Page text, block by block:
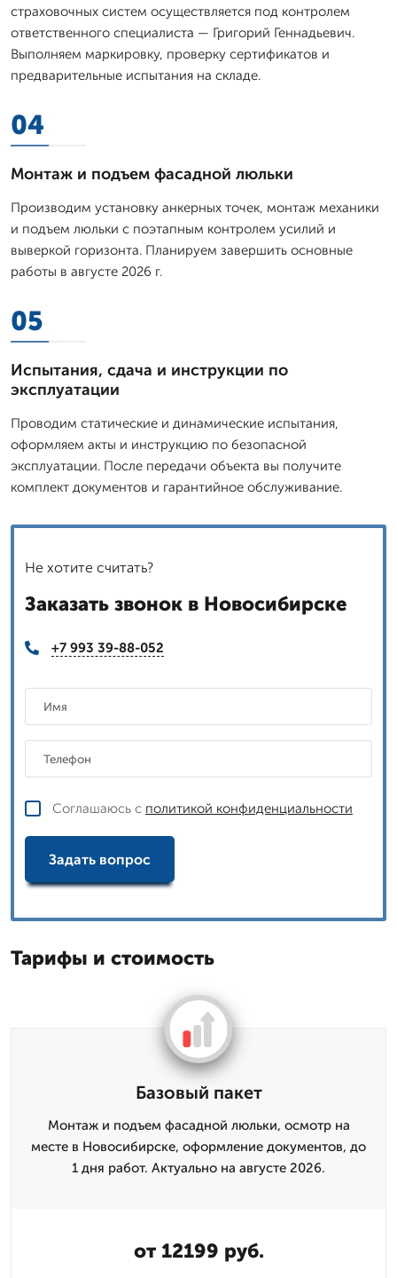
страховочных систем осуществляется под контролем
ответственного специалиста — Григорий Геннадьевич.
Выполняем маркировку, проверку сертификатов и
предварительные испытания на складе.
04
Монтаж и подъем фасадной люльки
Производим установку анкерных точек, монтаж механики
и подъем люльки с поэтапным контролем усилий и
выверкой горизонта. Планируем завершить основные
работы в августе 2026 г.
05
Испытания, сдача и инструкции по
эксплуатации
Проводим статические и динамические испытания,
оформляем акты и инструкцию по безопасной
эксплуатации. После передачи объекта вы получите
комплект документов и гарантийное обслуживание.
Не хотите считать?
Заказать звонок в Новосибирске
+7 993 39-88-052
Соглашаюсь с политикой конфиденциальности
Задать вопрос
Тарифы и стоимость
Базовый пакет
Монтаж и подъем фасадной люльки, осмотр на
месте в Новосибирске, оформление документов, до
1 дня работ. Актуально на августе 2026.
от 12199 руб.